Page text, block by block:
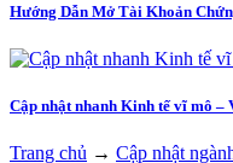
Hướng Dẫn Mở Tài Khoản
Cập nhật nhanh Kinh tế vĩ mô –
Trang chủ → Cập nhật